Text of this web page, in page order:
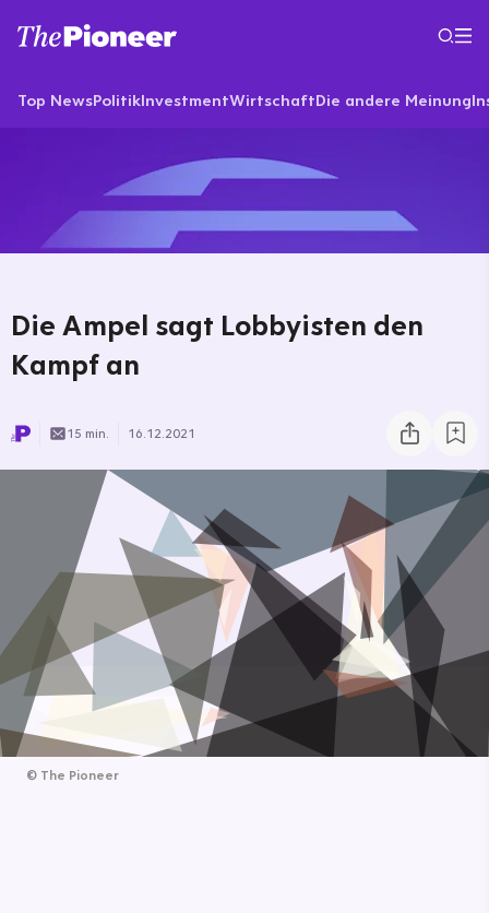
Top NewsPolitikInvestmentWirtschaftDie andere Meinung
Die Ampel sagt Lobbyisten den
Kampf an
15 min. 16.12.2021
© The Pioneer